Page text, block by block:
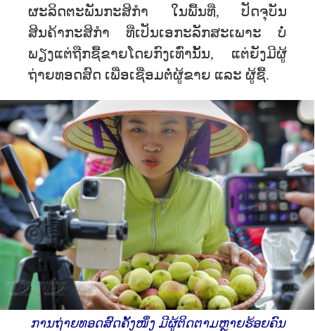
ຜະລິດຕະພັນກະສິກຳ ໃນພື້ນທີ່, ປັດຈຸບັນ
ສິນຄ້າກະສິກຳ ທີ່ເປັນເອກະລັກສະເພາະ ບໍ່
ພຽງແຕ່ຖືກຊື້ຂາຍໂດຍກົງເທົ່ານັ້ນ, ແຕ່ຍັງມີຜູ້
ຖ່າຍທອດສົດ ເພື່ອເຊື່ອມຕໍ່ຜູ້ຂາຍ ແລະ ຜູ້ຊື້.
ການຖ່າຍທອດສົດຄັ້ງໜຶ່ງ ມີຜູ້ຕິດຕາມຫຼາຍຮ້ອຍຄົນ